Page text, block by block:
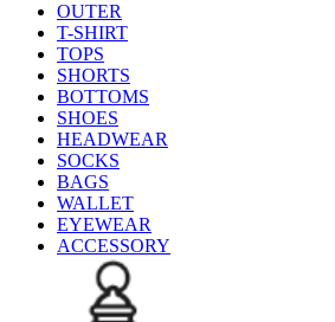
OUTER
T-SHIRT
TOPS
SHORTS
BOTTOMS
SHOES
HEADWEAR
SOCKS
BAGS
WALLET
EYEWEAR
ACCESSORY